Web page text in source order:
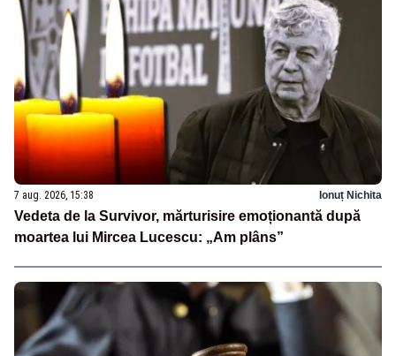
7 aug. 2026, 15:38 Ionuț Nichita
Vedeta de la Survivor, mărturisire emoționantă după
moartea lui Mircea Lucescu: „Am plâns”